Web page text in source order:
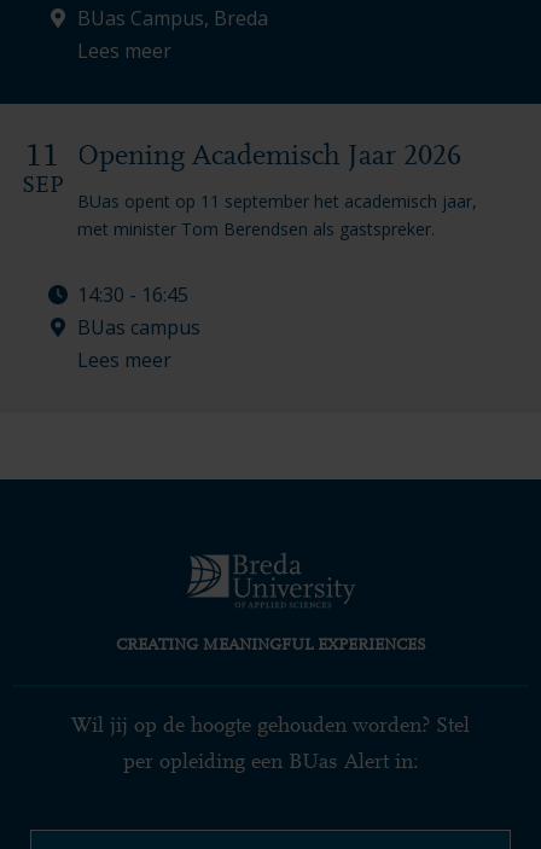
BUas Campus, Breda
Lees meer
Opening Academisch Jaar 2026
11
SEP
BUas opent op 11 september het academisch jaar,
met minister Tom Berendsen als gastspreker.
14:30 - 16:45
BUas campus
Lees meer
CREATING MEANINGFUL EXPERIENCES
Wil jij op de hoogte gehouden worden? Stel
per opleiding een BUas Alert in: